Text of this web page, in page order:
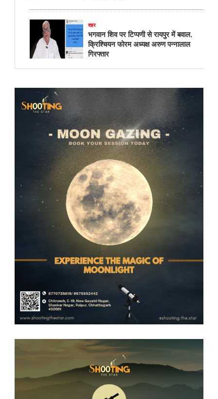
शहर
भगवान शिव पर टिप्पणी से रायपुर में बवाल,
क्रिश्चियन फोरम अध्यक्ष अरुण पन्नालाल
गिरफ्तार